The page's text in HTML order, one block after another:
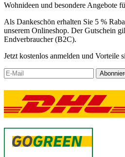
Wohnideen und besondere Angebote
Als Dankeschön erhalten Sie 5 %
unserem Onlineshop. Der Gutschein
Endverbraucher (B2C).
Jetzt kostenlos anmelden und Vorteile